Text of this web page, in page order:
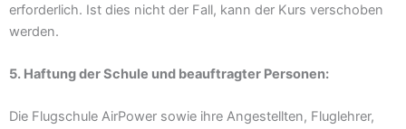
erforderlich. Ist dies nicht der Fall, kann der Kurs verschoben
werden.
5. Haftung der Schule und beauftragter Personen:
Die Flugschule AirPower sowie ihre Angestellten, Fluglehrer,